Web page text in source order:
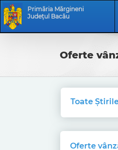
Skip
to
content
Skip
Navigation
Primăria Mărgineni
Județul Bacău
Oferte
Toate